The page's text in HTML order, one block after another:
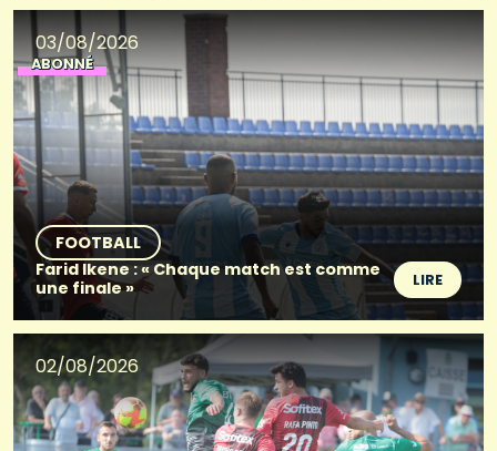
03/08/2026
ABONNÉ
FOOTBALL
Farid Ikene : « Chaque match est comme
une finale »
LIRE
02/08/2026